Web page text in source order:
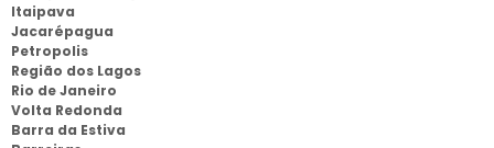
Itaipava
Jacarépagua
Petropolis
Região dos Lagos
Rio de Janeiro
Volta Redonda
Barra da Estiva